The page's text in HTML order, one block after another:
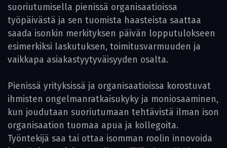
suoriutumisella pienissä organisaatioissa
työpäivästä ja sen tuomista haasteista saattaa
saada isonkin merkityksen päivän lopputulokseen
esimerkiksi laskutuksen, toimitusvarmuuden ja
vaikkapa asiakastyytyväisyyden osalta.
Pienissä yrityksissä ja organisaatioissa korostuvat
ihmisten ongelmanratkaisukyky ja moniosaaminen,
kun joudutaan suoriutumaan tehtävistä ilman ison
organisaation tuomaa apua ja kollegoita.
Työntekijä saa tai ottaa isomman roolin innovoida